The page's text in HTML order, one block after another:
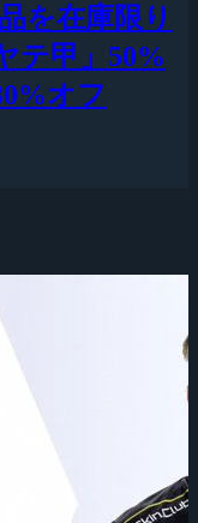
を在庫限り
テ甲」50%
オフ